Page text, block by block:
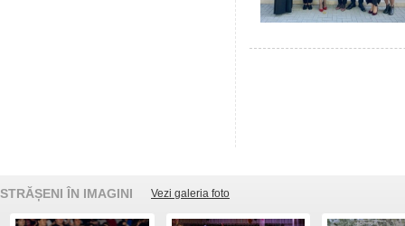
STRĂȘENI ÎN IMAGINI Vezi galeria foto